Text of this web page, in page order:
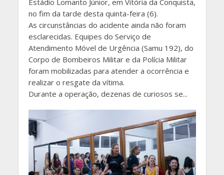
no fim da tarde desta quinta-feira (6).
As circunstâncias do acidente ainda não foram
esclarecidas. Equipes do Serviço de
Atendimento Móvel de Urgência (Samu 192), do
Corpo de Bombeiros Militar e da Polícia Militar
foram mobilizadas para atender a ocorrência e
realizar o resgate da vítima.
Durante a operação, dezenas de curiosos se...